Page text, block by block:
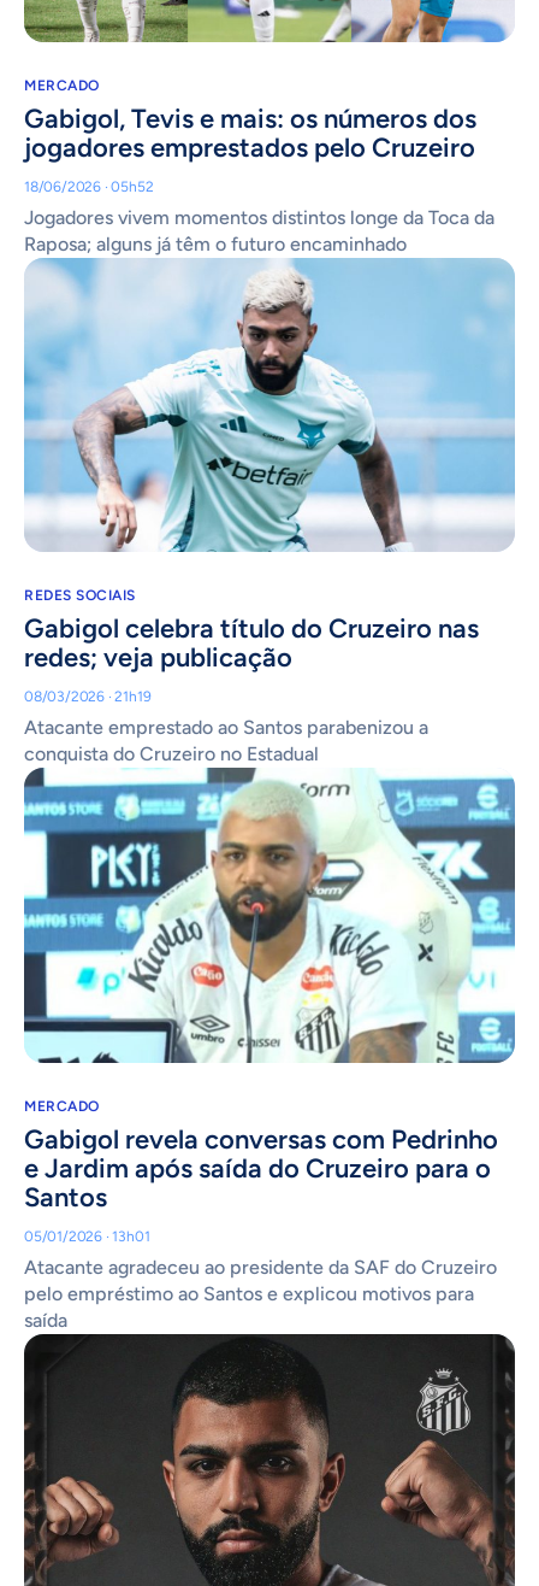
MERCADO
Gabigol, Tevis e mais: os números dos
jogadores emprestados pelo Cruzeiro
18/06/2026 · 05h52
Jogadores vivem momentos distintos longe da Toca da
Raposa; alguns já têm o futuro encaminhado
REDES SOCIAIS
Gabigol celebra título do Cruzeiro nas
redes; veja publicação
08/03/2026 · 21h19
Atacante emprestado ao Santos parabenizou a
conquista do Cruzeiro no Estadual
MERCADO
Gabigol revela conversas com Pedrinho
e Jardim após saída do Cruzeiro para o
Santos
05/01/2026 · 13h01
Atacante agradeceu ao presidente da SAF do Cruzeiro
pelo empréstimo ao Santos e explicou motivos para
saída